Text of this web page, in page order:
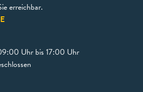
erreichbar.
Uhr bis 17:00 Uhr